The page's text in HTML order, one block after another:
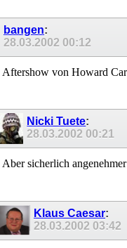
bangen:
28.03.2002 00:12
Aftershow von Howard
Nicki Tuete:
28.03.2002 00:21
Aber sicherlich
Klaus Caesar:
28.03.2002 03:42